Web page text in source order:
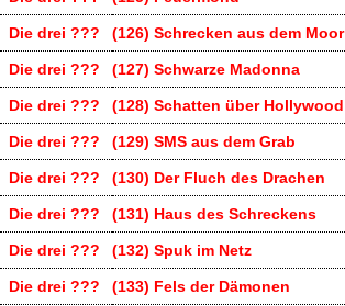
Die drei ??? (126) Schrecken aus dem Moor
Die drei ??? (127) Schwarze Madonna
Die drei ??? (128) Schatten über Hollywood
Die drei ??? (129) SMS aus dem Grab
Die drei ??? (130) Der Fluch des Drachen
Die drei ??? (131) Haus des Schreckens
Die drei ??? (132) Spuk im Netz
Die drei ??? (133) Fels der Dämonen